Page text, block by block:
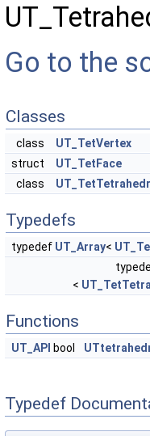
Go to the
Classes
class
UT_TetVertex
struct
UT_TetFace
class
Typedefs
typedef UT_Array<
<
Functions
UT_API bool
Typedef